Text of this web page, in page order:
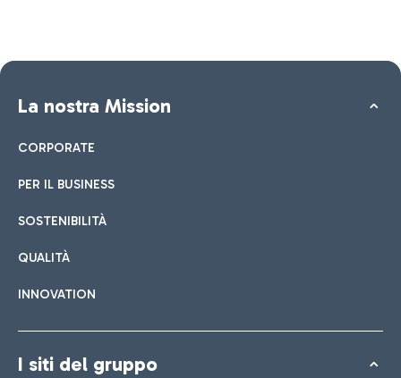
La nostra Mission
CORPORATE
PER IL BUSINESS
SOSTENIBILITÀ
QUALITÀ
INNOVATION
I siti del gruppo